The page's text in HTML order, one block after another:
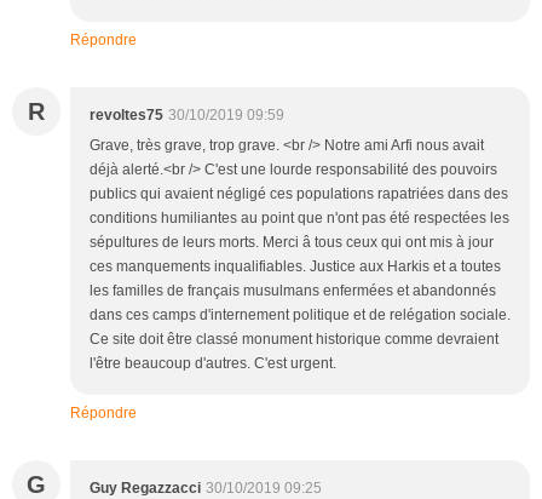
Répondre
R revoltes75 30/10/2019 09:59
Grave, très grave, trop grave. <br /> Notre ami Arfi nous avait
déjà alerté.<br /> C'est une lourde responsabilité des pouvoirs
publics qui avaient négligé ces populations rapatriées dans des
conditions humiliantes au point que n'ont pas été respectées les
sépultures de leurs morts. Merci â tous ceux qui ont mis à jour
ces manquements inqualifiables. Justice aux Harkis et a toutes
les familles de français musulmans enfermées et abandonnés
dans ces camps d'internement politique et de relégation sociale.
Ce site doit être classé monument historique comme devraient
l'être beaucoup d'autres. C'est urgent.
Répondre
G Guy Regazzacci 30/10/2019 09:25